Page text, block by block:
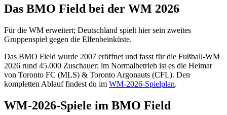
Das BMO Field bei der WM 2026
Für die WM erweitert; Deutschland spielt hier sein zweites
Gruppenspiel gegen die Elfenbeinküste.
Das BMO Field wurde 2007 eröffnet und fasst für die Fußball-WM
2026 rund 45.000 Zuschauer; im Normalbetrieb ist es die Heimat
von Toronto FC (MLS) & Toronto Argonauts (CFL). Den
kompletten Ablauf findest du im WM-2026-Spielplan.
WM-2026-Spiele im BMO Field